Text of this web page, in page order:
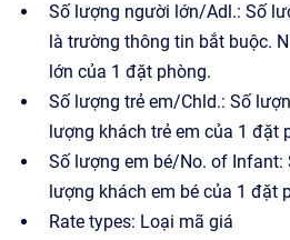
Số lượng người lớn/Adl.: Số
là trường thông tin bắt buộc.
lớn của 1 đặt phòng.
Số lượng trẻ em/Chld.: Số
lượng khách trẻ em của 1 đặt
Số lượng em bé/No. of Infant:
lượng khách em bé của 1 đặt
Rate types: Loại mã giá